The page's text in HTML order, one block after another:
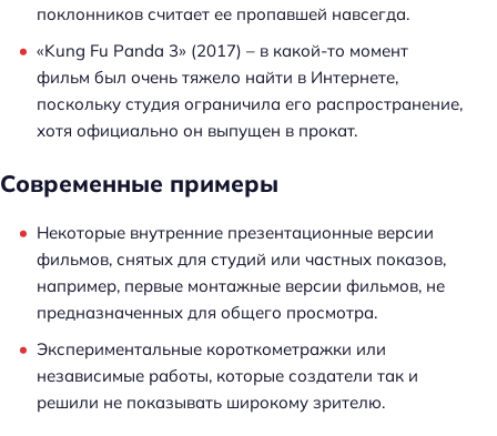
поклонников считает ее пропавшей навсегда.
«Kung Fu Panda 3» (2017) – в какой-то момент
фильм был очень тяжело найти в Интернете,
поскольку студия ограничила его распространение,
хотя официально он выпущен в прокат.
Современные примеры
Некоторые внутренние презентационные версии
фильмов, снятых для студий или частных показов,
например, первые монтажные версии фильмов, не
предназначенных для общего просмотра.
Экспериментальные короткометражки или
независимые работы, которые создатели так и
решили не показывать широкому зрителю.